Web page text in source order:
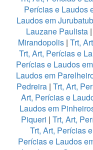
Perícias e Laudos
Laudos em
Lauzane Paulista |
Mirandopolis| Trt,
Trt, Art, Perícias e
Perícias e Laudos
Laudos em
Pedreira | Trt, Art,
Art, Perícias e
Laudos em
Piqueri | Trt, Art,
Trt, Art, Perícias
Perícias e Laudos